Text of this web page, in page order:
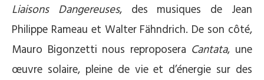
Liaisons Dangereuses, des musiques de Jean
Philippe Rameau et Walter Fähndrich. De son côté,
Mauro Bigonzetti nous reproposera Cantata, une
œuvre solaire, pleine de vie et d’énergie sur des